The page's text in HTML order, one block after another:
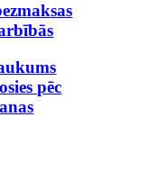
pēc